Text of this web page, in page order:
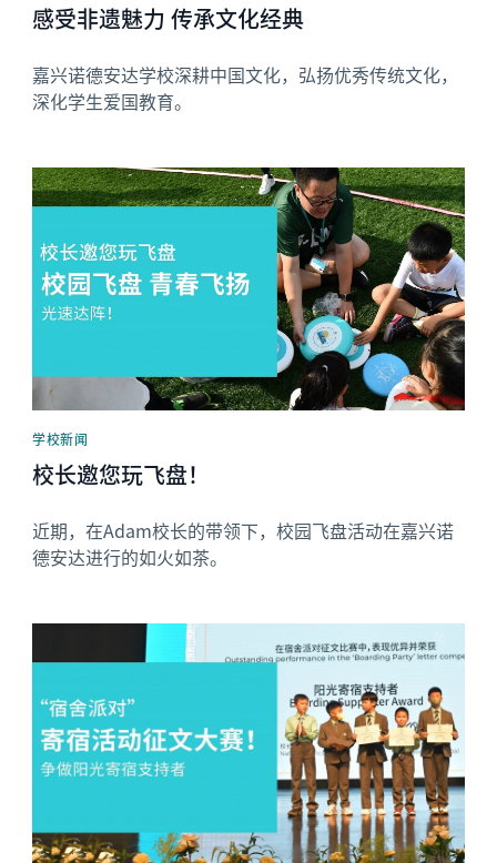
感受非遗魅力 传承文化经典
嘉兴诺德安达学校深耕中国文化，弘扬优秀传统文化，
深化学生爱国教育。
News image
学校新闻
校长邀您玩飞盘！
近期，在Adam校长的带领下，校园飞盘活动在嘉兴诺
德安达进行的如火如茶。